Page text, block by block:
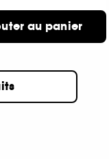
au panier